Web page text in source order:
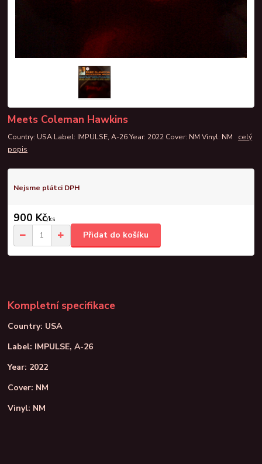
Meets Coleman Hawkins
Country: USA Label: IMPULSE, A-26 Year: 2022 Cover: NM Vinyl: NM celý
popis
Nejsme plátci DPH
900 Kč/ks
Přidat do košíku
Kompletní specifikace
Country: USA
Label: IMPULSE, A-26
Year: 2022
Cover: NM
Vinyl: NM